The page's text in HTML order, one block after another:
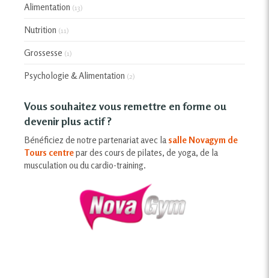
Alimentation (13)
Nutrition (11)
Grossesse (1)
Psychologie & Alimentation (2)
Vous souhaitez vous remettre en forme ou
devenir plus actif ?
Bénéficiez de notre partenariat avec lasalle Novagym de
Tours centrepar des cours de pilates, de yoga, de la
musculation ou du cardio-training.